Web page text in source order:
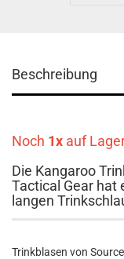
Beschreibung
Noch 1x auf
Die Kangaroo
Tactical Gear hat
langen
Trinkblasen von